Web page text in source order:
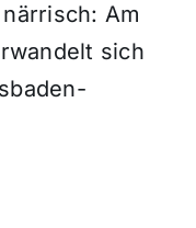
Am
sich